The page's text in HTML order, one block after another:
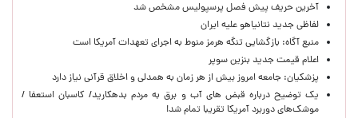
آخرین حریف پیش فصل پرسپولیس مشخص شد
لفاظی جدید نتانیاهو علیه ایران
منبع آگاه: بازگشایی تنگه هرمز منوط به اجرای تعهدات آمریکا است
اعلام قیمت جدید بنزین سوپر
پزشکیان: جامعه امروز بیش از هر زمان به همدلی و اخلاق قرآنی نیاز دارد
یک توضیح درباره قبض های آب و برق به مردم بدهکارید/ کاسبان استعفا /
موشک‌های دوربرد آمریکا تقریبا تمام شد!